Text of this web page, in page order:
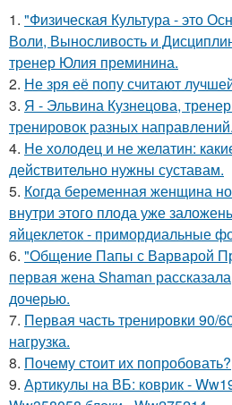
1. "Физическая Культура - это
Воли, Выносливость и
тренер Юлия преминина.
2. Не зря её попу считают
3. Я - Эльвина Кузнецова,
тренировок разных направлений.
4. Не холодец и не желатин:
действительно нужны суставам.
5. Когда беременная женщина
внутри этого плода уже
яйцеклеток - примордиальные
6. "Общение Папы с Варварой
первая жена Shaman
дочерью.
7. Первая часть тренировки 90/
нагрузка.
8. Почему стоит их попробовать?
9. Артикулы на ВБ: коврик -